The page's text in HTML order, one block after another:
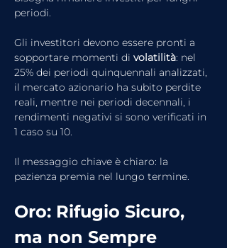
periodi.
Gli investitori devono essere pronti a
sopportare momenti di volatilità: nel
25% dei periodi quinquennali analizzati,
il mercato azionario ha subito perdite
reali, mentre nei periodi decennali, i
rendimenti negativi si sono verificati in
1 caso su 10.
Il messaggio chiave è chiaro: la
pazienza premia nel lungo termine.
Oro: Rifugio Sicuro,
ma non Sempre